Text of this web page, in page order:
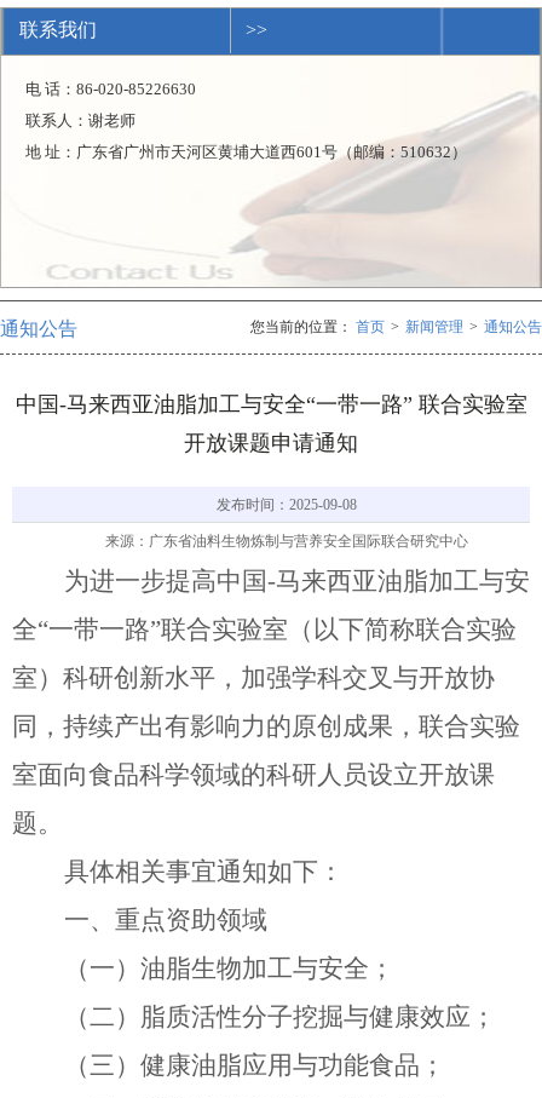
联系我们 >>
电 话：86-020-85226630
联系人：谢老师
地 址：广东省广州市天河区黄埔大道西601号（邮编：510632）
通知公告 您当前的位置： 首页 > 新闻管理 > 通知公告
中国-马来西亚油脂加工与安全“一带一路” 联合实验室
开放课题申请通知
发布时间：2025-09-08
来源：广东省油料生物炼制与营养安全国际联合研究中心
为进一步提高中国-马来西亚油脂加工与安
全“一带一路”联合实验室（以下简称联合实验
室）科研创新水平，加强学科交叉与开放协
同，持续产出有影响力的原创成果，联合实验
室面向食品科学领域的科研人员设立开放课
题。
具体相关事宜通知如下 ：
一、重点资助领域
（一）油脂生物加工与安全；
（二） 脂质活性分子挖掘与健康效应 ；
（三）健康油脂应用与功能食品；